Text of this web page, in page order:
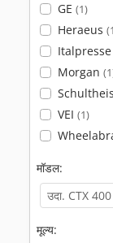
GE (1)
Heraeus
Italpresse
Morgan
VEI (1)
मॉडल:
मूल्य: